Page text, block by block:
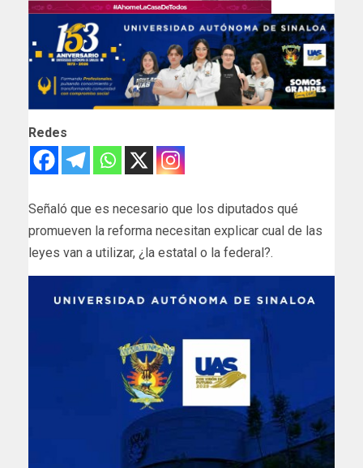
Redes
Señaló que es necesario que los diputados qué
promueven la reforma necesitan explicar cual de las
leyes van a utilizar, ¿la estatal o la federal?.